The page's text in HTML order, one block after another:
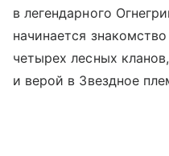
в легендарного
начинается
четырех лесных
и верой в Звездное